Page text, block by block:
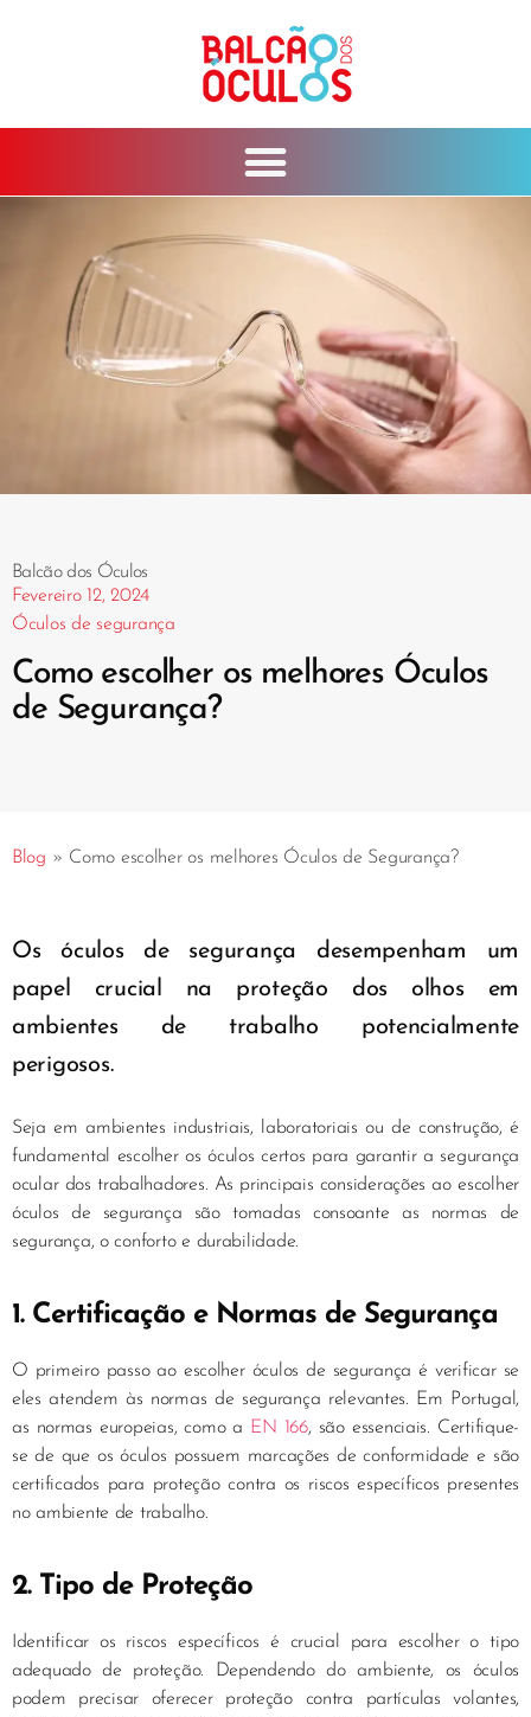
Balcão dos Óculos
Fevereiro 12, 2024
Óculos de segurança
Como escolher os melhores Óculos
de Segurança?
Blog » Como escolher os melhores Óculos de Segurança?
Os óculos de segurança desempenham um
papel crucial na proteção dos olhos em
ambientes de trabalho potencialmente
perigosos.
Seja em ambientes industriais, laboratoriais ou de construção, é
fundamental escolher os óculos certos para garantir a segurança
ocular dos trabalhadores. As principais considerações ao escolher
óculos de segurança são tomadas consoante as normas de
segurança, o conforto e durabilidade.
1. Certificação e Normas de Segurança
O primeiro passo ao escolher óculos de segurança é verificar se
eles atendem às normas de segurança relevantes. Em Portugal,
as normas europeias, como a EN 166, são essenciais. Certifique-
se de que os óculos possuem marcações de conformidade e são
certificados para proteção contra os riscos específicos presentes
no ambiente de trabalho.
2. Tipo de Proteção
Identificar os riscos específicos é crucial para escolher o tipo
adequado de proteção. Dependendo do ambiente, os óculos
podem precisar oferecer proteção contra partículas volantes,